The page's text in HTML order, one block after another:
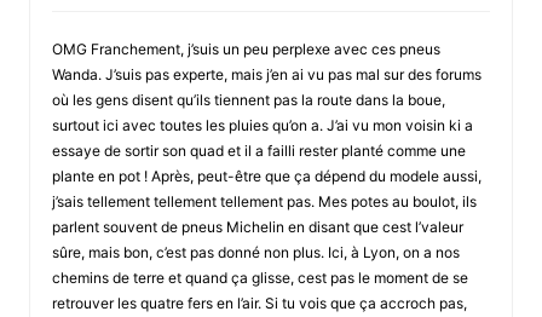
OMG Franchement, j’suis un peu perplexe avec ces pneus
Wanda. J’suis pas experte, mais j’en ai vu pas mal sur des forums
où les gens disent qu’ils tiennent pas la route dans la boue,
surtout ici avec toutes les pluies qu’on a. J’ai vu mon voisin ki a
essaye de sortir son quad et il a failli rester planté comme une
plante en pot ! Après, peut-être que ça dépend du modele aussi,
j’sais tellement tellement tellement pas. Mes potes au boulot, ils
parlent souvent de pneus Michelin en disant que cest l’valeur
sûre, mais bon, c’est pas donné non plus. Ici, à Lyon, on a nos
chemins de terre et quand ça glisse, cest pas le moment de se
retrouver les quatre fers en l’air. Si tu vois que ça accroch pas,